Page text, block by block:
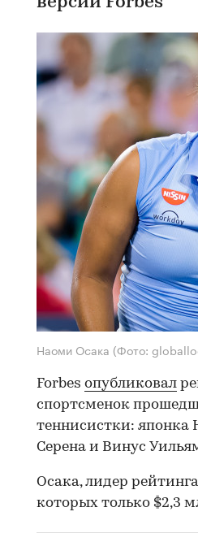
Наоми Осака (Фото:
Forbes опубликовал
спортсменок
теннисистки:
Серена и Винус
Осака, лидер
которых только $2,3